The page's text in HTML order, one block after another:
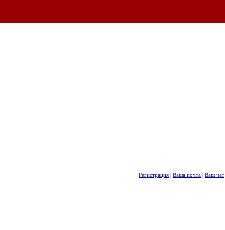
Регистрация | Ваша почта | Ваш чат